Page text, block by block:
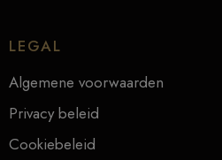
LEGAL
Algemene voorwaarden
Privacy beleid
Cookiebeleid